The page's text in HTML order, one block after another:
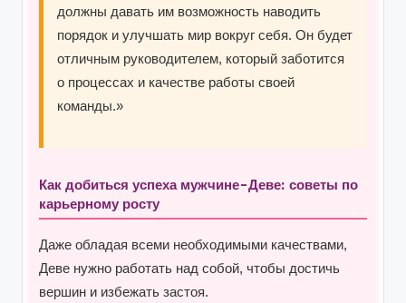
должны давать им возможность наводить
порядок и улучшать мир вокруг себя. Он будет
отличным руководителем, который заботится
о процессах и качестве работы своей
команды.»
Как добиться успеха мужчине-Деве: советы по
карьерному росту
Даже обладая всеми необходимыми качествами,
Деве нужно работать над собой, чтобы достичь
вершин и избежать застоя.